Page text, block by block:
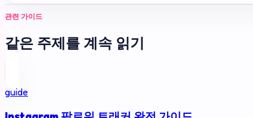
관련 가이드
같은 주제를 계속 읽기
guide